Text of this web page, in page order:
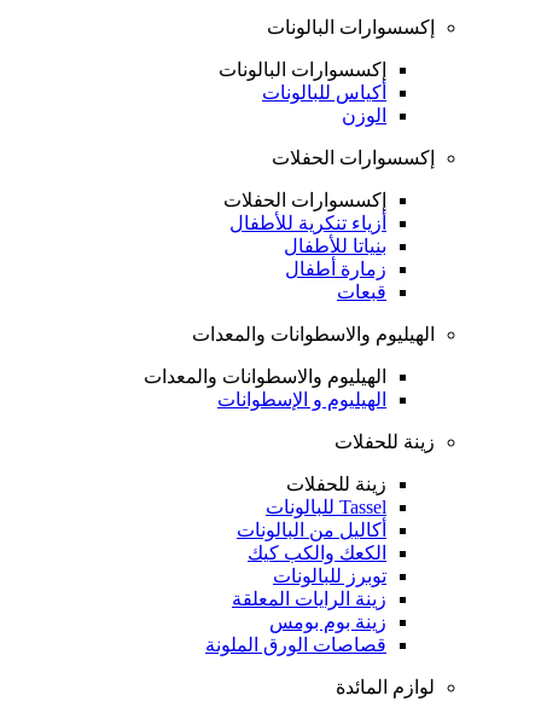
إكسسوارات البالونات
إكسسوارات البالونات
أكياس للبالونات
الوزن
إكسسوارات الحفلات
إكسسوارات الحفلات
أزياء تنكرية للأطفال
بنياتا للأطفال
زمارة أطفال
قبعات
الهيليوم والاسطوانات والمعدات
الهيليوم والاسطوانات والمعدات
الهيليوم و الإسطوانات
زينة للحفلات
زينة للحفلات
Tassel للبالونات
أكاليل من البالونات
الكعك والكب كيك
توبرز للبالونات
زينة الرايات المعلقة
زينة بوم بومس
قصاصات الورق الملونة
لوازم المائدة